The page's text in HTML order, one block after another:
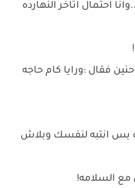
احتمال اتاخر النهارده
فقال :ورايا كام حاجه
بس انتبه لنفسك وبلاش
السلامه!